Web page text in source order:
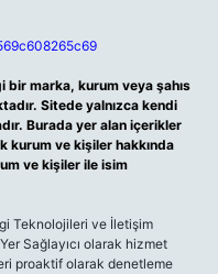
marka, kurum veya şahıs
Sitede yalnızca kendi
Burada yer alan içerikler
kurum ve kişiler hakkında
ve kişiler ile isim
Teknolojileri ve İletişim
Sağlayıcı olarak hizmet
proaktif olarak denetleme